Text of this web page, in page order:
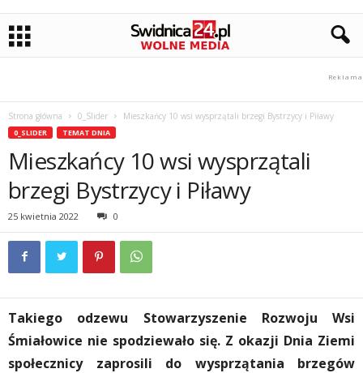
Strona główna 0_Slider Mieszkańcy 10 wsi wysprzątali brzegi Bystrzycy i Piławy
0_SLIDER TEMAT DNIA
Mieszkańcy 10 wsi wysprzątali
brzegi Bystrzycy i Piławy
25 kwietnia 2022 0
Takiego odzewu Stowarzyszenie Rozwoju Wsi
Śmiałowice nie spodziewało się. Z okazji Dnia Ziemi
społecznicy zaprosili do wysprzątania brzegów